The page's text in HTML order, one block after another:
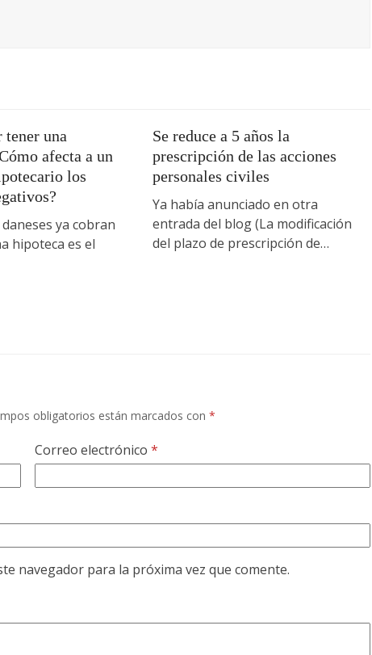
tener una
afecta a un
los
ya cobran
hipoteca es el
Se reduce a 5 años la
prescripción de las acciones
personales civiles
Ya había anunciado en otra
entrada del blog (La modificación
del plazo de prescripción de…
obligatorios están marcados con*
Correo electrónico*
navegador para la próxima vez que comente.